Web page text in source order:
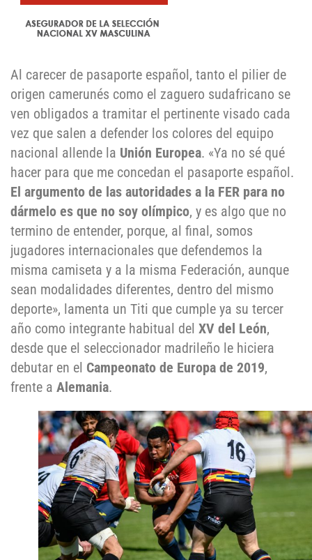
Al carecer de pasaporte español, tanto el pilier de
origen camerunés como el zaguero sudafricano se
ven obligados a tramitar el pertinente visado cada
vez que salen a defender los colores del equipo
nacional allende la Unión Europea. «Ya no sé qué
hacer para que me concedan el pasaporte español.
El argumento de las autoridades a la FER para no
dármelo es que no soy olímpico, y es algo que no
termino de entender, porque, al final, somos
jugadores internacionales que defendemos la
misma camiseta y a la misma Federación, aunque
sean modalidades diferentes, dentro del mismo
deporte», lamenta un Titi que cumple ya su tercer
año como integrante habitual del XV del León,
desde que el seleccionador madrileño le hiciera
debutar en el Campeonato de Europa de 2019,
frente a Alemania.